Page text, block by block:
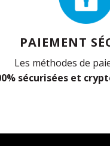
PAIEMENT
Les méthodes de
sécurisées et